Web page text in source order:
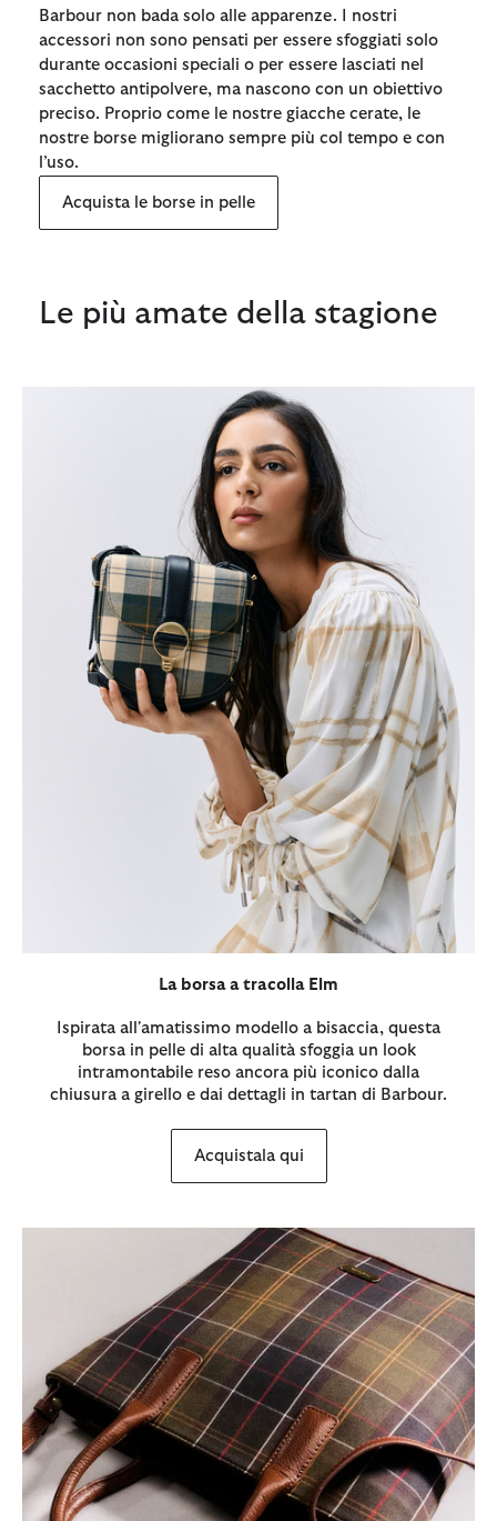
Barbour non bada solo alle apparenze. I nostri
accessori non sono pensati per essere sfoggiati solo
durante occasioni speciali o per essere lasciati nel
sacchetto antipolvere, ma nascono con un obiettivo
preciso. Proprio come le nostre giacche cerate, le
nostre borse migliorano sempre più col tempo e con
l’uso.
Acquista le borse in pelle
Le più amate della stagione
La borsa a tracolla Elm
Ispirata all'amatissimo modello a bisaccia, questa
borsa in pelle di alta qualità sfoggia un look
intramontabile reso ancora più iconico dalla
chiusura a girello e dai dettagli in tartan di Barbour.
Acquistala qui